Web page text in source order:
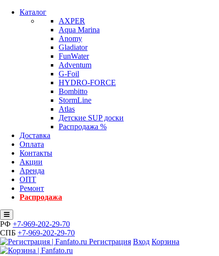
Каталог
AXPER
Aqua Marina
Anomy
Gladiator
FunWater
Adventum
G-Foil
HYDRO-FORCE
Bombitto
StormLine
Atlas
Детские SUP доски
Распродажа %
Доставка
Оплата
Контакты
Акции
Аренда
ОПТ
Ремонт
Распродажа
РФ +7-969-202-29-70
СПБ +7-969-202-29-70
Регистрация Вход Корзина